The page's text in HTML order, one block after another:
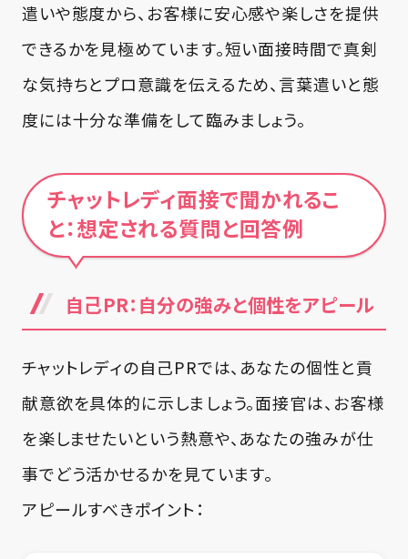
遣いや態度から、お客様に安心感や楽しさを提供
できるかを見極めています。短い面接時間で真剣
な気持ちとプロ意識を伝えるため、言葉遣いと態
度には十分な準備をして臨みましょう。
チャットレディ面接で聞かれるこ
と：想定される質問と回答例
自己PR：自分の強みと個性をアピール
チャットレディの自己PRでは、あなたの個性と貢
献意欲を具体的に示しましょう。面接官は、お客様
を楽しませたいという熱意や、あなたの強みが仕
事でどう活かせるかを見ています。
アピールすべきポイント：